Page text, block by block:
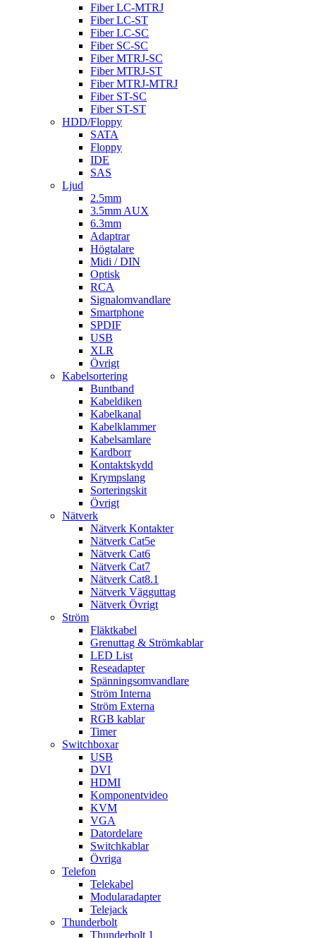
Fiber LC-MTRJ
Fiber LC-ST
Fiber LC-SC
Fiber SC-SC
Fiber MTRJ-SC
Fiber MTRJ-ST
Fiber MTRJ-MTRJ
Fiber ST-SC
Fiber ST-ST
HDD/Floppy
SATA
Floppy
IDE
SAS
Ljud
2.5mm
3.5mm AUX
6.3mm
Adaptrar
Högtalare
Midi / DIN
Optisk
RCA
Signalomvandlare
Smartphone
SPDIF
USB
XLR
Övrigt
Kabelsortering
Buntband
Kabeldiken
Kabelkanal
Kabelklammer
Kabelsamlare
Kardborr
Kontaktskydd
Krympslang
Sorteringskit
Övrigt
Nätverk
Nätverk Kontakter
Nätverk Cat5e
Nätverk Cat6
Nätverk Cat7
Nätverk Cat8.1
Nätverk Vägguttag
Nätverk Övrigt
Ström
Fläktkabel
Grenuttag & Strömkablar
LED List
Reseadapter
Spänningsomvandlare
Ström Interna
Ström Externa
RGB kablar
Timer
Switchboxar
USB
DVI
HDMI
Komponentvideo
KVM
VGA
Datordelare
Switchkablar
Övriga
Telefon
Telekabel
Modularadapter
Telejack
Thunderbolt
Thunderbolt 1